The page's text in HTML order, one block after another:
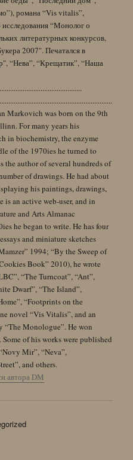
романа “Vis vitalis”,
исследования “Монолог о
литературных конкурсов,
2007". Печатался в
“Нева”, “Крещатик”, “Наша
Markovich was born on the 9th
For many years his
in biochemistry, the enzyme
of the 1970ies he turned to
the author of several hundreds of
of drawings. He had about
his paintings, drawings,
an active web-user, and in
and Arts Almanac
he began to write. He has four
and miniature sketches
1994; “By the Sweep of
Book” 2010), he wrote
“The Turncoat”, “Ant”,
Dwarf”, “The Island”,
“Footprints on the
novel “Vis Vitalis”, and an
“The Monologue”. He won
of his works were published
Mir”, “Neva”,
and others.
автора DM